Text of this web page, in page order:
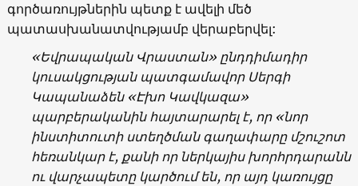
գործառույթներին պետք է ավելի մեծ
պատասխանատվությամբ վերաբերվել:
«Եվրապական Վրաստան» ընդդիմադիր
կուսակցության պատգամավոր Սերգի
Կապանաձեն «Էխո Կավկազա»
պարբերականին հայտարարել է, որ «նոր
ինստիտուտի ստեղծման գաղափարը մշուշոտ
հեռանկար է, քանի որ ներկայիս խորհրդարանն
ու վարչապետը կարծում են, որ այդ կառույցը